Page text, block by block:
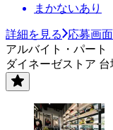
まかないあり
詳細を見る
応募画
アルバイト・パート
ダイネーゼストア